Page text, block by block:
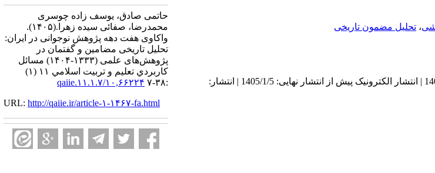
، تحلیل مضمون تاریخی
دریافت: 1404/11/14 | ویرایش نهایی: 1405/5/11 | پذیرش: 1404/12/24 | انتشار الکترونیک پیش از انتشار نهایی: 1405/1/5 | انتشار:
حاتمی صادق، یوسف زاده چوسری
محمدرضا، صفائی سیده زهرا.(۱۴۰۵).
واکاوی هفت دهه پژوهش نوجوانی در ایران:
تحلیل تاریخی مضامین و گفتمان در
پژوهش‌های علمی (۱۳۳۳-۱۴۰۴) مسائل
كاربردي تعليم و تربيت اسلامي ۱۱ (۱)
:۳۸-۷
۱۰,۶۶۲۲۴/qaiie.۱۱.۱.۷
URL: http://qaiie.ir/article-۱-۱۴۶۷-fa.html